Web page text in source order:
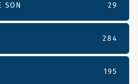
SON 29
284
195